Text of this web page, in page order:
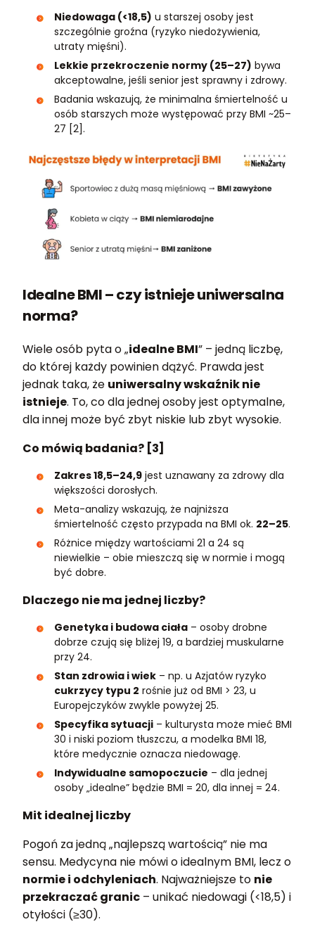
Niedowaga (<18,5) u starszej osoby jest
szczególnie groźna (ryzyko niedożywienia,
utraty mięśni).
Lekkie przekroczenie normy (25–27) bywa
akceptowalne, jeśli senior jest sprawny i zdrowy.
Badania wskazują, że minimalna śmiertelność u
osób starszych może występować przy BMI ~25–
27 [2].
Idealne BMI – czy istnieje uniwersalna
norma?
Wiele osób pyta o „idealne BMI” – jedną liczbę,
do której każdy powinien dążyć. Prawda jest
jednak taka, że uniwersalny wskaźnik nie
istnieje. To, co dla jednej osoby jest optymalne,
dla innej może być zbyt niskie lub zbyt wysokie.
Co mówią badania? [3]
Zakres 18,5–24,9 jest uznawany za zdrowy dla
większości dorosłych.
Meta-analizy wskazują, że najniższa
śmiertelność często przypada na BMI ok. 22–25.
Różnice między wartościami 21 a 24 są
niewielkie – obie mieszczą się w normie i mogą
być dobre.
Dlaczego nie ma jednej liczby?
Genetyka i budowa ciała – osoby drobne
dobrze czują się bliżej 19, a bardziej muskularne
przy 24.
Stan zdrowia i wiek – np. u Azjatów ryzyko
cukrzycy typu 2 rośnie już od BMI > 23, u
Europejczyków zwykle powyżej 25.
Specyfika sytuacji – kulturysta może mieć BMI
30 i niski poziom tłuszczu, a modelka BMI 18,
które medycznie oznacza niedowagę.
Indywidualne samopoczucie – dla jednej
osoby „idealne” będzie BMI = 20, dla innej = 24.
Mit idealnej liczby
Pogoń za jedną „najlepszą wartością” nie ma
sensu. Medycyna nie mówi o idealnym BMI, lecz o
normie i odchyleniach. Najważniejsze to nie
przekraczać granic – unikać niedowagi (<18,5) i
otyłości (≥30).